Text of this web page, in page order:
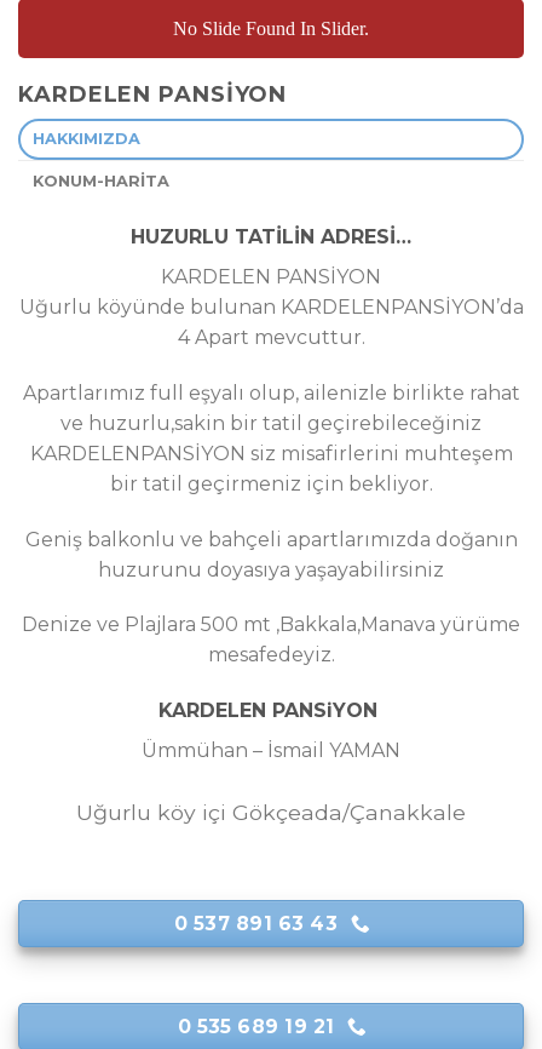
No Slide Found In Slider.
KARDELEN PANSİYON
HAKKIMIZDA
KONUM-HARİTA
HUZURLU TATİLİN ADRESİ…
KARDELEN PANSİYON
Uğurlu köyünde bulunan KARDELENPANSİYON’da
4 Apart mevcuttur.
Apartlarımız full eşyalı olup, ailenizle birlikte rahat
ve huzurlu,sakin bir tatil geçirebileceğiniz
KARDELENPANSİYON siz misafirlerini muhteşem
bir tatil geçirmeniz için bekliyor.
Geniş balkonlu ve bahçeli apartlarımızda doğanın
huzurunu doyasıya yaşayabilirsiniz
Denize ve Plajlara 500 mt ,Bakkala,Manava yürüme
mesafedeyiz.
KARDELEN PANSiYON
Ümmühan – İsmail YAMAN
Uğurlu köy içi Gökçeada/Çanakkale
0 537 891 63 43
0 535 689 19 21